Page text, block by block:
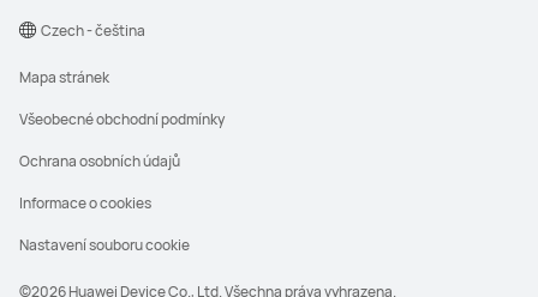
©2026 Huawei Device Co., Ltd. Všechna práva vyhrazena.
Mapa stránek
Všeobecné obchodní podmínky
Ochrana osobních údajů
Informace o cookies
Nastavení souboru cookie
Czech - čeština